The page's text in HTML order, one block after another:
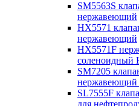
SM5563S
нержавеющий
HX5571
нержавеющий
HX5571F
соленоидный
SM7205
нержавеющий
SL7555F
для